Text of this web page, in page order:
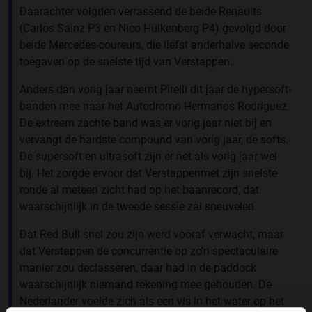
Daarachter volgden verrassend de beide Renaults
(Carlos Sainz P3 en Nico Hülkenberg P4) gevolgd door
beide Mercedes-coureurs, die liefst anderhalve seconde
toegaven op de snelste tijd van Verstappen.
Anders dan vorig jaar neemt Pirelli dit jaar de hypersoft-
banden mee naar het Autodromo Hermanos Rodriguez.
De extreem zachte band was er vorig jaar niet bij en
vervangt de hardste compound van vorig jaar, de softs.
De supersoft en ultrasoft zijn er net als vorig jaar wel
bij. Het zorgde ervoor dat Verstappenmet zijn snelste
ronde al meteen zicht had op het baanrecord, dat
waarschijnlijk in de tweede sessie zal sneuvelen.
Dat Red Bull snel zou zijn werd vooraf verwacht, maar
dat Verstappen de concurrentie op zo'n spectaculaire
manier zou declasseren, daar had in de paddock
waarschijnlijk niemand rekening mee gehouden. De
Nederlander voelde zich als een vis in het water op het